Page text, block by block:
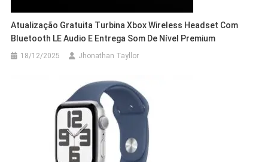
Atualização Gratuita Turbina Xbox Wireless Headset Com
Bluetooth LE Audio E Entrega Som De Nível Premium
18/12/2025 Jhonathan Tayllor